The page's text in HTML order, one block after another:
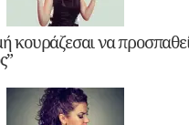
κουράζεσαι να